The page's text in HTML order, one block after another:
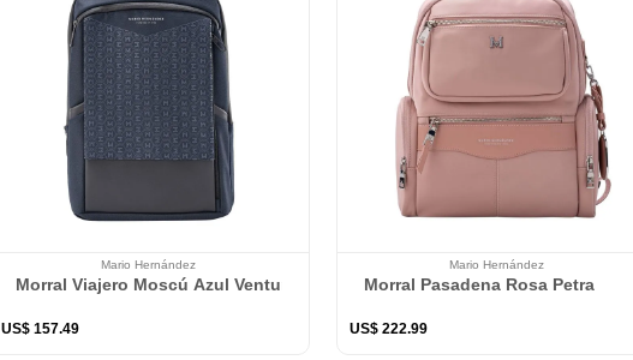
Mario Hernández
Morral Viajero Moscú Azul Ventura
US$ 157.49
Mario Hernández
Morral Pasadena Rosa Petra
US$ 222.99